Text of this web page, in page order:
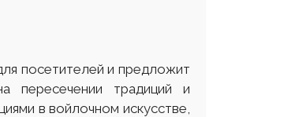
посетителей и предложит
пересечении традиций и
в войлочном искусстве,